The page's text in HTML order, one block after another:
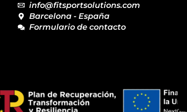
info@fitsportsolutions.com
Barcelona - España
Formulario de contacto